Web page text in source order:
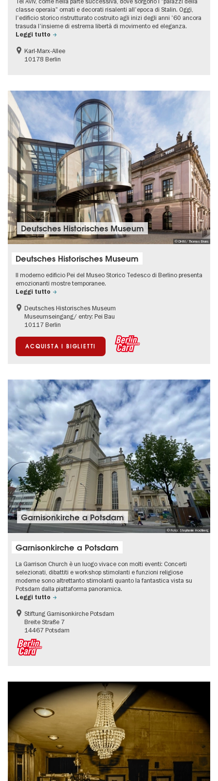
classe operaia" ornati e decorati risalenti all'epoca di Stalin. Oggi,
l'edificio storico ristrutturato costruito agli inizi degli anni '60 ancora
trasuda l'insieme di estrema libertà di movimento ed eleganza.
Leggi tutto
Karl-Marx-Allee
10178 Berlin
© DHM/ Thomas Bruns
Deutsches Historisches Museum
Deutsches Historisches Museum
Il moderno edificio Pei del Museo Storico Tedesco di Berlino presenta
emozionanti mostre temporanee.
Leggi tutto
Deutsches Historisches Museum
Museumseingang/ entry: Pei Bau
10117 Berlin
ACQUISTA I BIGLIETTI
© Foto: Stephanie Hochberg
Garnisonkirche a Potsdam
Garnisonkirche a Potsdam
La Garrison Church è un luogo vivace con molti eventi: Concerti
selezionati, dibattiti e workshop stimolanti e funzioni religiose
moderne sono altrettanto stimolanti quanto la fantastica vista su
Potsdam dalla piattaforma panoramica.
Leggi tutto
Stiftung Garnisonkirche Potsdam
Breite Straße 7
14467 Potsdam